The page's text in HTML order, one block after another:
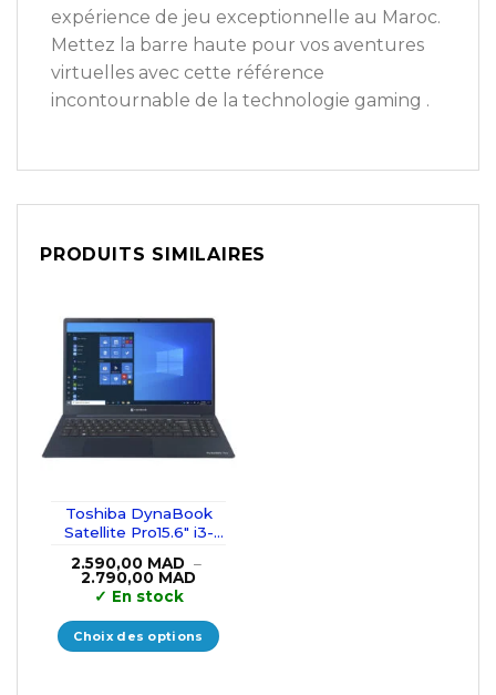
expérience de jeu exceptionnelle au Maroc.
Mettez la barre haute pour vos aventures
virtuelles avec cette référence
incontournable de la technologie gaming .
PRODUITS SIMILAIRES
Toshiba DynaBook
Satellite Pro15.6″ i3-
SSD
2.590,00 MAD –
2.790,00 MAD
2.590,00 MAD
à
2.790,00 MAD
✓ En stock
Choix des options